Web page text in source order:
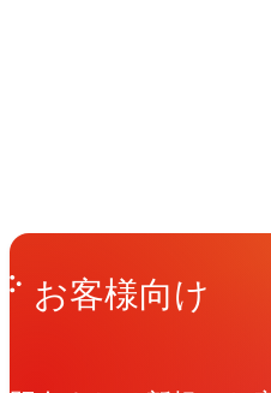
Get in Touchお
お客様向け